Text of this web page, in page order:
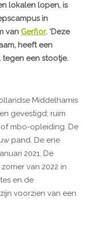
lokalen lopen, is
in
van Gerflor. ‘Deze
heeft een
een stootje.
Middelharnis
gevestigd; ruim
mbo-opleiding. De
pand. De ene
2021. De
van 2022 in
en de
voorzien van een